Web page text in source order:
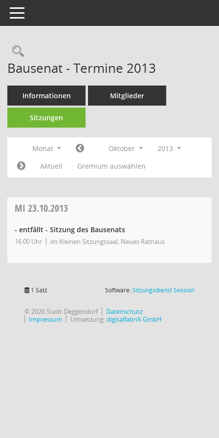
Toggle navigation
Rechercheauswahl
Bausenat - Termine 2013
Informationen Mitglieder
Sitzungen
Monat Oktober
2013
Aktuell
Gremium auswählen
MI 23.10.2013
- entfällt - Sitzung des Bausenats
16:00 Uhr im Kleinen Sitzungssaal, Neues Rathaus
1 Satz Software:SitzungsdienstSession(Wird in
© 2026 Stadt Deggendorf
Datenschutz
Impressum
Umsetzung:digitalfabriX GmbH